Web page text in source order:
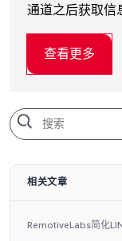
通道之后获取信
查看更多
相关文章
RemotiveLabs简化